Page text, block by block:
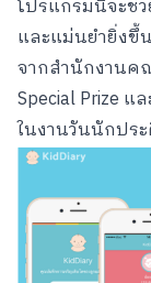
โปรแกรมนี้จะช่
และแม่นยำยิ่งขึ้น
จากสำนักงานค
Special Prize แ
ในงานวันนักปร